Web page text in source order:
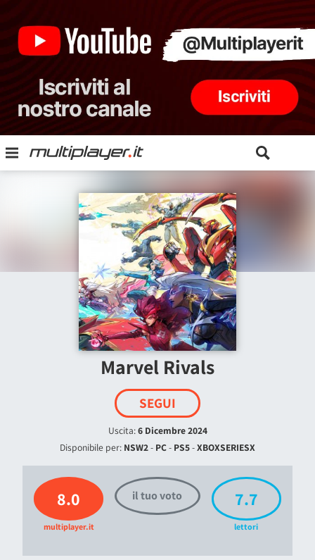
Marvel Rivals
SEGUI
Uscita:6 Dicembre 2024
Disponibile per: NSW2- PC- PS5-XBOXSERIESX
8.0
multiplayer.it
il tuo voto 7.7
lettori